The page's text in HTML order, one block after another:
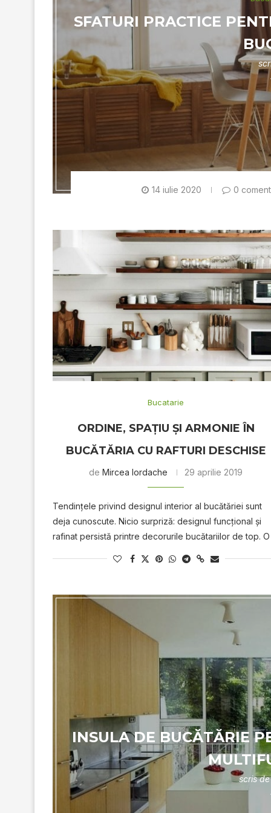
SFATURI PRACTICE
14 iulie 2020 0
Bucatarie
ORDINE, SPAȚIU ȘI ARMONIE ÎN
BUCĂTĂRIA CU RAFTURI DESCHISE
deMircea Iordache 29 aprilie 2019
Tendinţele privind designul interior al bucătăriei sunt
deja cunoscute. Nicio surpriză: designul funcţional şi
rafinat persistă printre decorurile bucătariilor de top.
INSULA DE BUCĂTĂRIE
scris